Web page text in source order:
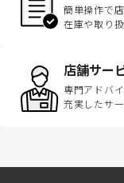
簡単操作で
在庫や取り
店舗サー
専門アドバ
充実したサ